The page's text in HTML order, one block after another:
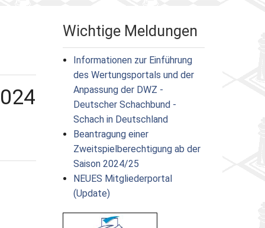
Wichtige Meldungen
Informationen zur Einführung
des Wertungsportals und der
Anpassung der DWZ -
Deutscher Schachbund -
Schach in Deutschland
Beantragung einer
Zweitspielberechtigung ab der
Saison 2024/25
NEUES Mitgliederportal
(Update)